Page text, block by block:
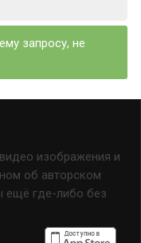
запросу, не
изображения и
об авторском
ещё где-либо без